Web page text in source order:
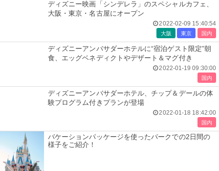
ディズニー映画「シンデレラ」のスペシャルカフェ、
大阪・東京・名古屋にオープン
2022-02-09 15:40:54
大阪 東京 国内
ディズニーアンバサダーホテルに“宿泊ゲスト限定”朝
食、エッグベネディクトやデザート＆マグ付き
2022-01-19 09:30:00
国内
ディズニーアンバサダーホテル、チップ＆デールの体
験プログラム付きプランが登場
2022-01-18 18:42:00
国内
バケーションパッケージを使ったパークでの2日間の
様子をご紹介！